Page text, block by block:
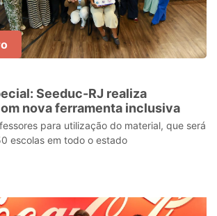
Seeduc-RJ realiza
nova ferramenta inclusiva
para utilização do material, que será
escolas em todo o estado